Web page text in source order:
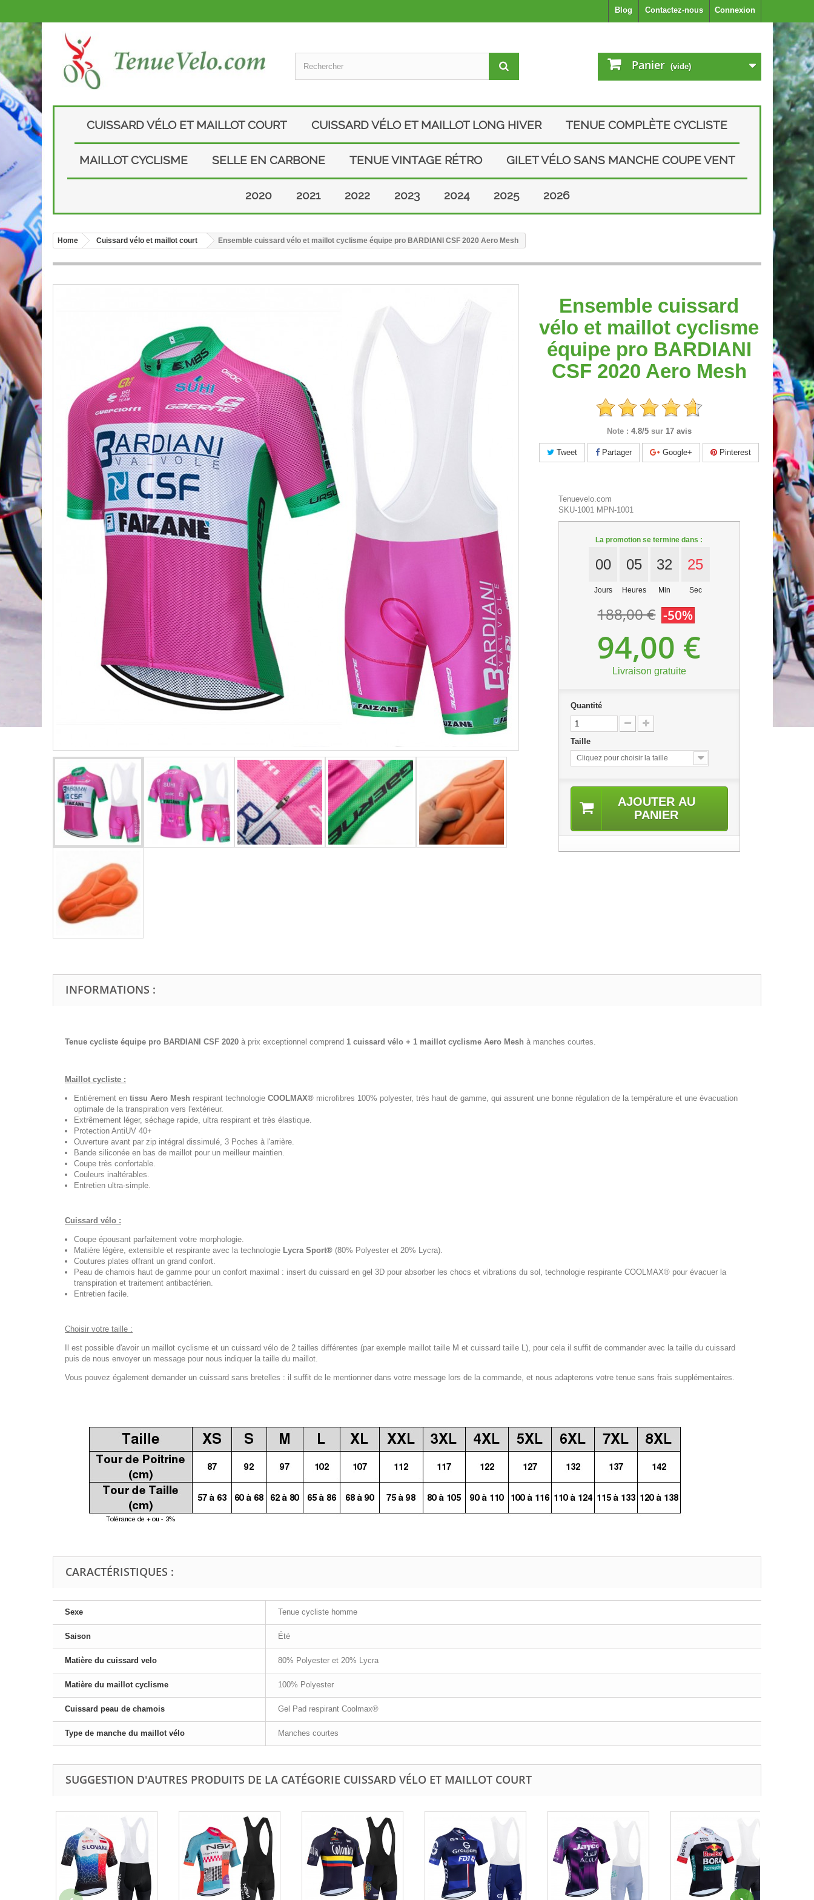
Connexion
Contactez-nous
Blog
Panier (vide)
CUISSARD VÉLO ET MAILLOT COURT CUISSARD VÉLO ET MAILLOT LONG HIVER TENUE COMPLÈTE CYCLISTE
MAILLOT CYCLISME SELLE EN CARBONE TENUE VINTAGE RÉTRO GILET VÉLO SANS MANCHE COUPE VENT
2020 2021 2022 2023 2024 2025 2026
Home Cuissard vélo et maillot court Ensemble cuissard vélo et maillot cyclisme équipe pro BARDIANI CSF 2020 Aero Mesh
Ensemble cuissard
vélo et maillot cyclisme
équipe pro BARDIANI
CSF 2020 Aero Mesh
Note : 4.8/5 sur 17 avis
Tweet Partager Google+ Pinterest
Tenuevelo.com
SKU-1001 MPN-1001
La promotion se termine dans :
00
Jours
05
Heures
32
Min
24
Sec
188,00 € -50%
94,00 €
Livraison gratuite
Quantité
Taille
Cliquez pour choisir la taille
AJOUTER AU
PANIER
INFORMATIONS :
Tenue cycliste équipe pro BARDIANI CSF 2020 à prix exceptionnel comprend 1 cuissard vélo + 1 maillot cyclisme Aero Mesh à manches courtes.
Maillot cycliste :
Entièrement en tissu Aero Mesh respirant technologie COOLMAX® microfibres 100% polyester, très haut de gamme, qui assurent une bonne régulation de la température et une évacuation
optimale de la transpiration vers l'extérieur.
Extrêmement léger, séchage rapide, ultra respirant et très élastique.
Protection AntiUV 40+
Ouverture avant par zip intégral dissimulé, 3 Poches à l'arrière.
Bande siliconée en bas de maillot pour un meilleur maintien.
Coupe très confortable.
Couleurs inaltérables.
Entretien ultra-simple.
Cuissard vélo :
Coupe épousant parfaitement votre morphologie.
Matière légère, extensible et respirante avec la technologie Lycra Sport® (80% Polyester et 20% Lycra).
Coutures plates offrant un grand confort.
Peau de chamois haut de gamme pour un confort maximal : insert du cuissard en gel 3D pour absorber les chocs et vibrations du sol, technologie respirante COOLMAX® pour évacuer la
transpiration et traitement antibactérien.
Entretien facile.
Choisir votre taille :
Il est possible d'avoir un maillot cyclisme et un cuissard vélo de 2 tailles différentes (par exemple maillot taille M et cuissard taille L), pour cela il suffit de commander avec la taille du cuissard
puis de nous envoyer un message pour nous indiquer la taille du maillot.
Vous pouvez également demander un cuissard sans bretelles : il suffit de le mentionner dans votre message lors de la commande, et nous adapterons votre tenue sans frais supplémentaires.
CARACTÉRISTIQUES :
Sexe Tenue cycliste homme
Saison Été
Matière du cuissard velo 80% Polyester et 20% Lycra
Matière du maillot cyclisme 100% Polyester
Cuissard peau de chamois Gel Pad respirant Coolmax®
Type de manche du maillot vélo Manches courtes
SUGGESTION D'AUTRES PRODUITS DE LA CATÉGORIE CUISSARD VÉLO ET MAILLOT COURT